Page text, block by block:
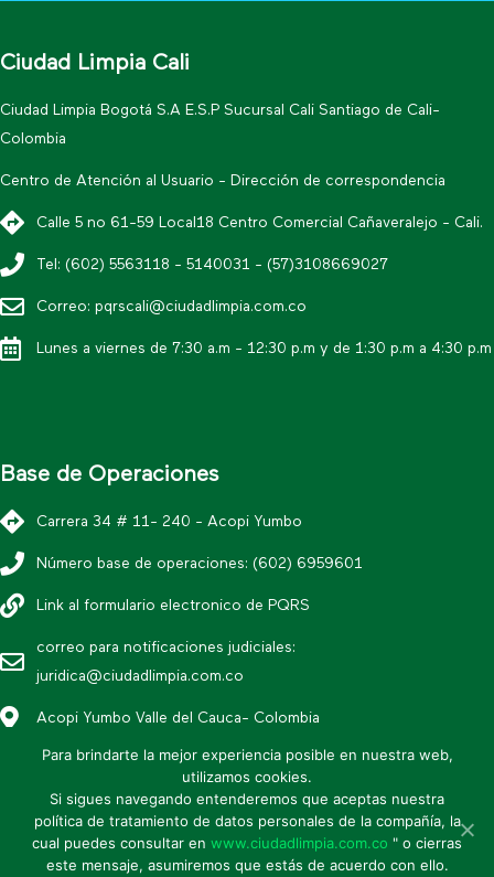
Ciudad Limpia Cali
Ciudad Limpia Bogotá S.A E.S.P Sucursal Cali Santiago de Cali-
Colombia
Centro de Atención al Usuario - Dirección de correspondencia
Calle 5 no 61-59 Local18 Centro Comercial Cañaveralejo - Cali.
Tel: (602) 5563118 - 5140031 - (57)3108669027
Correo: pqrscali@ciudadlimpia.com.co
Lunes a viernes de 7:30 a.m - 12:30 p.m y de 1:30 p.m a 4:30 p.m
Base de Operaciones
Carrera 34 # 11- 240 - Acopi Yumbo
Número base de operaciones: (602) 6959601
Link al formulario electronico de PQRS
correo para notificaciones judiciales:
juridica@ciudadlimpia.com.co
Acopi Yumbo Valle del Cauca- Colombia
*Política editorial y condiciones de uso
* Política de datos personales
* Mapa de sitio
Para brindarte la mejor experiencia posible en nuestra web,
utilizamos cookies.
Si sigues navegando entenderemos que aceptas nuestra
política de tratamiento de datos personales de la compañía, la
cual puedes consultar en www.ciudadlimpia.com.co " o cierras
este mensaje, asumiremos que estás de acuerdo con ello.